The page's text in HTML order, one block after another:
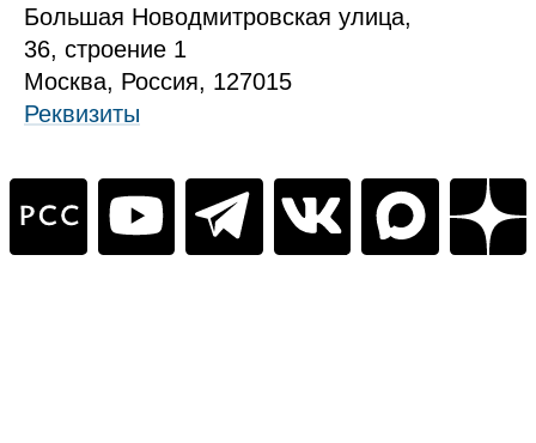
Большая Новодмитровская улица,
36, строение 1
Москва, Россия, 127015
Реквизиты